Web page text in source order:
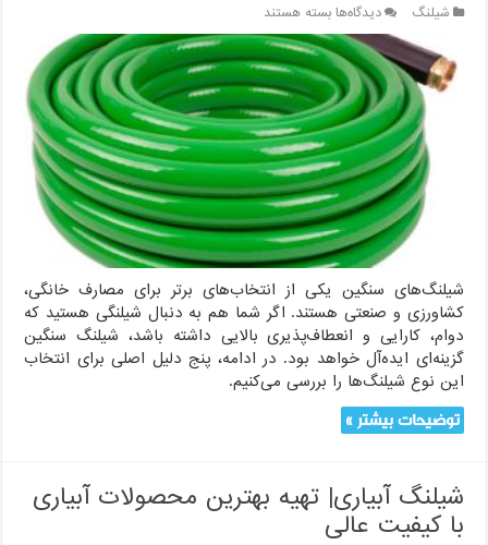
شیلنگ دیدگاه‌هابرای
۵
دلیل
برای
اینکه
چرا
باید
شلنگ‌
سنگین
بخرید
بسته هستند
شیلنگ‌های سنگین یکی از انتخاب‌های برتر برای مصارف خانگی،
کشاورزی و صنعتی هستند. اگر شما هم به دنبال شیلنگی هستید که
دوام، کارایی و انعطاف‌پذیری بالایی داشته باشد، شیلنگ سنگین
گزینه‌ای ایده‌آل خواهد بود. در ادامه، پنج دلیل اصلی برای انتخاب
این نوع شیلنگ‌ها را بررسی می‌کنیم.
توضیحات بیشتر »
شیلنگ آبیاری| تهیه بهترین محصولات آبیاری
با کیفیت عالی